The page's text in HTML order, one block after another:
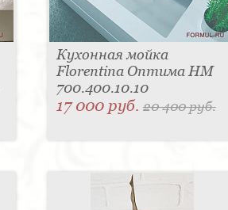
Кухонная мойка
Florentina Оптима HM
700.400.10.10
17 000 руб. 20 400 руб.